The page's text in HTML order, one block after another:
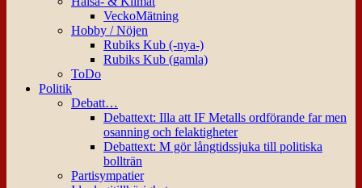
VeckoMätning
Hobby / Nöjen
Rubiks Kub (-nya-)
Rubiks Kub (gamla)
ToDo
Politik
Debatt…
Debattext: Illa att IF Metalls ordförande far men
osanning och felaktigheter
Debattext: M gör långtidssjuka till politiska
bollträn
Partisympatier